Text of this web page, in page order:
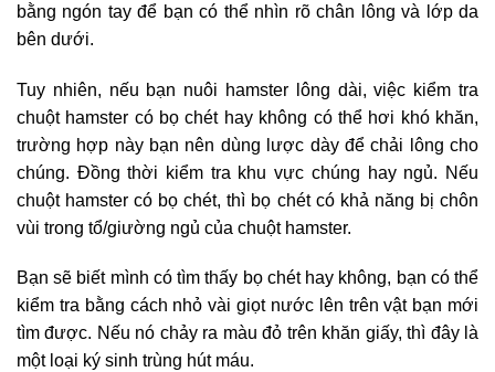
bằng ngón tay để bạn có thể nhìn rõ chân lông và lớp da
bên dưới.
Tuy nhiên, nếu bạn nuôi hamster lông dài, việc kiểm tra
chuột hamster có bọ chét hay không có thể hơi khó khăn,
trường hợp này bạn nên dùng lược dày để chải lông cho
chúng. Đồng thời kiểm tra khu vực chúng hay ngủ. Nếu
chuột hamster có bọ chét, thì bọ chét có khả năng bị chôn
vùi trong tổ/giường ngủ của chuột hamster.
Bạn sẽ biết mình có tìm thấy bọ chét hay không, bạn có thể
kiểm tra bằng cách nhỏ vài giọt nước lên trên vật bạn mới
tìm được. Nếu nó chảy ra màu đỏ trên khăn giấy, thì đây là
một loại ký sinh trùng hút máu.